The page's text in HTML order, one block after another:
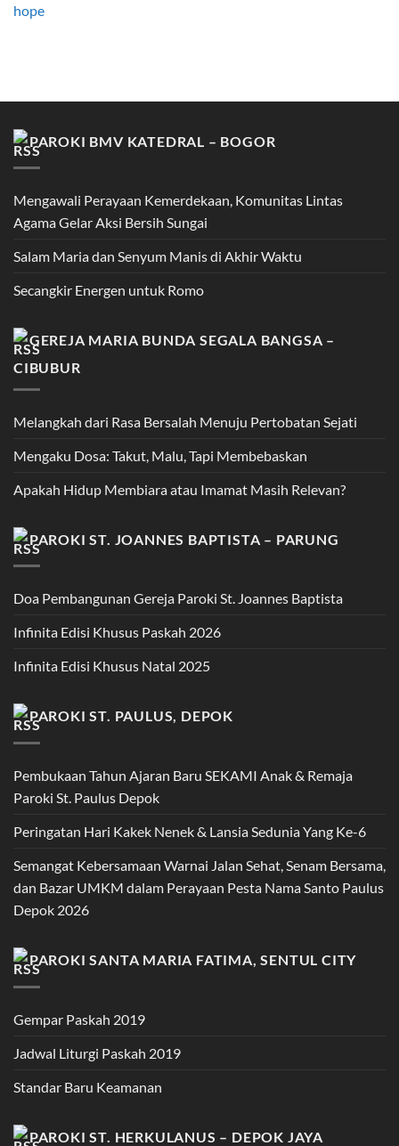
hope
PAROKI BMV KATEDRAL – BOGOR
Mengawali Perayaan Kemerdekaan, Komunitas Lintas
Agama Gelar Aksi Bersih Sungai
Salam Maria dan Senyum Manis di Akhir Waktu
Secangkir Energen untuk Romo
GEREJA MARIA BUNDA SEGALA BANGSA –
CIBUBUR
Melangkah dari Rasa Bersalah Menuju Pertobatan Sejati
Mengaku Dosa: Takut, Malu, Tapi Membebaskan
Apakah Hidup Membiara atau Imamat Masih Relevan?
PAROKI ST. JOANNES BAPTISTA – PARUNG
Doa Pembangunan Gereja Paroki St. Joannes Baptista
Infinita Edisi Khusus Paskah 2026
Infinita Edisi Khusus Natal 2025
PAROKI ST. PAULUS, DEPOK
Pembukaan Tahun Ajaran Baru SEKAMI Anak & Remaja
Paroki St. Paulus Depok
Peringatan Hari Kakek Nenek & Lansia Sedunia Yang Ke-6
Semangat Kebersamaan Warnai Jalan Sehat, Senam Bersama,
dan Bazar UMKM dalam Perayaan Pesta Nama Santo Paulus
Depok 2026
PAROKI SANTA MARIA FATIMA, SENTUL CITY
Gempar Paskah 2019
Jadwal Liturgi Paskah 2019
Standar Baru Keamanan
PAROKI ST. HERKULANUS – DEPOK JAYA